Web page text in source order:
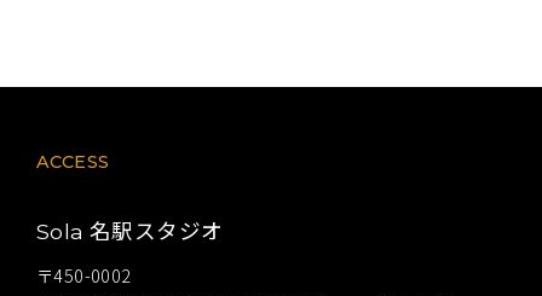
ACCESS
Sola 名駅スタジオ
〒450-0002